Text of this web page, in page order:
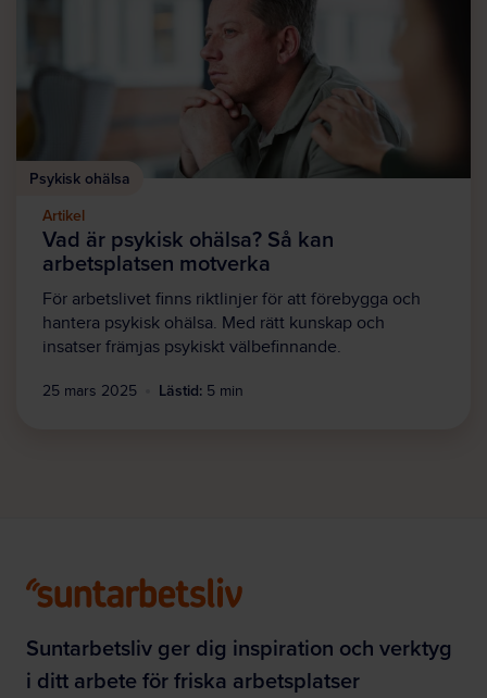
Psykisk ohälsa
Artikel
Vad är psykisk ohälsa? Så kan
arbetsplatsen motverka
För arbetslivet finns riktlinjer för att förebygga och
hantera psykisk ohälsa. Med rätt kunskap och
insatser främjas psykiskt välbefinnande.
25 mars 2025 Lästid: 5 min
Suntarbetsliv ger dig inspiration och verktyg
i ditt arbete för friska arbetsplatser